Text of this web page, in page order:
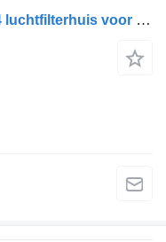
Volvo Air filter housing 20859974 luchtfilterhuis voor Volvo FM300 trekker